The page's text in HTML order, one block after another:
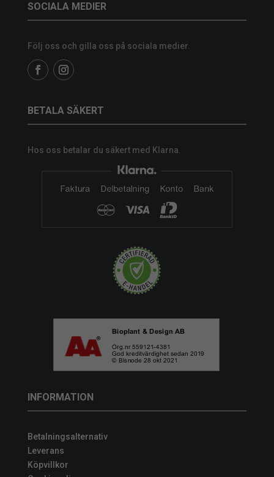
SOCIALA MEDIER
Följ oss och gilla oss på sociala medier.
BETALA SÄKERT
Hos oss betalar du säkert med Klarna.
INFORMATION
Betalningsalternativ
Leverans
Köpvillkor